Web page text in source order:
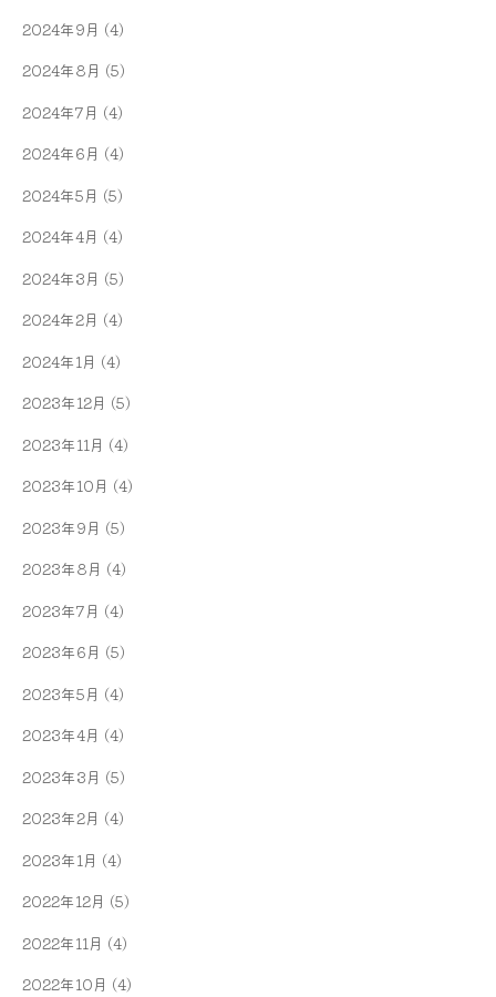
2024年9月 (4)
2024年8月 (5)
2024年7月 (4)
2024年6月 (4)
2024年5月 (5)
2024年4月 (4)
2024年3月 (5)
2024年2月 (4)
2024年1月 (4)
2023年12月 (5)
2023年11月 (4)
2023年10月 (4)
2023年9月 (5)
2023年8月 (4)
2023年7月 (4)
2023年6月 (5)
2023年5月 (4)
2023年4月 (4)
2023年3月 (5)
2023年2月 (4)
2023年1月 (4)
2022年12月 (5)
2022年11月 (4)
2022年10月 (4)